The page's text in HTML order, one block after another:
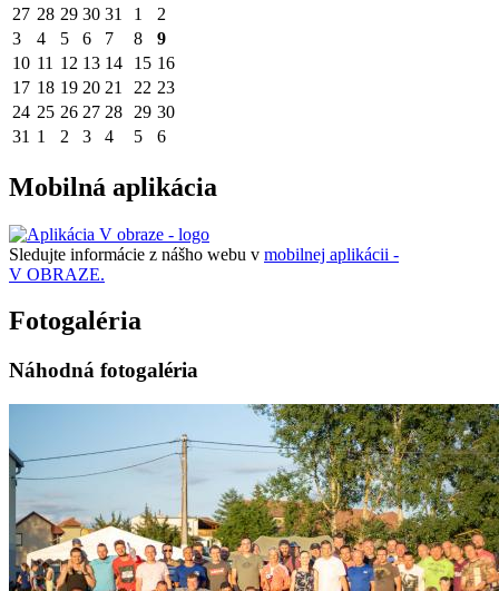
27 28 29 30 31 1
2
3
4 5 6 7 8
9
10 11 12 13 14 15 16
17 18 19 20 21 22 23
24 25 26 27 28 29 30
31 1 2 3 4 5 6
Mobilná aplikácia
Sledujte informácie z nášho webu v mobilnej aplikácii -
V OBRAZE.
Fotogaléria
Náhodná fotogaléria